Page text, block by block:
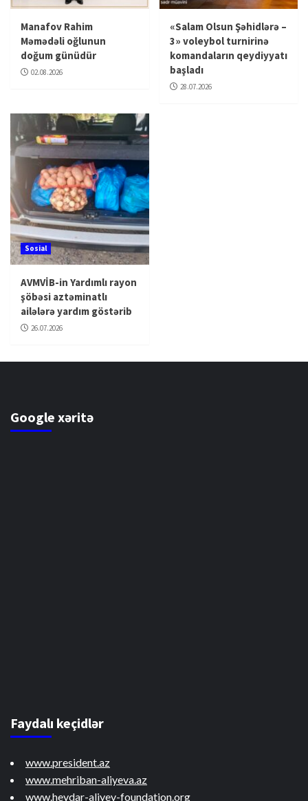
Manafov Rahim
Məmədəli oğlunun
doğum günüdür
02.08.2026
«Salam Olsun Şəhidlərə –
3» voleybol turnirinə
komandaların qeydiyyatı
başladı
28.07.2026
Sosial
AVMVİB-in Yardımlı rayon
şöbəsi aztəminatlı
ailələrə yardım göstərib
26.07.2026
Google xəritə
Faydalı keçidlər
www.president.az
www.mehriban-aliyeva.az
www.heydar-aliyev-foundation.org